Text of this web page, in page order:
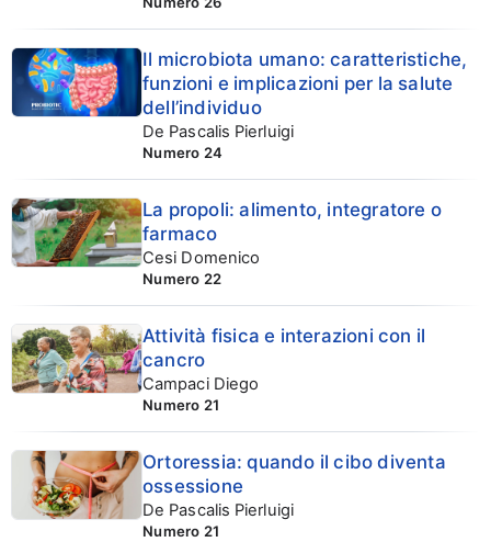
Il microbiota umano: caratteristiche,
funzioni e implicazioni per la salute
dell’individuo
De Pascalis Pierluigi
Numero 24
La propoli: alimento, integratore o
farmaco
Cesi Domenico
Numero 22
Attività fisica e interazioni con il
cancro
Campaci Diego
Numero 21
Ortoressia: quando il cibo diventa
ossessione
De Pascalis Pierluigi
Numero 21